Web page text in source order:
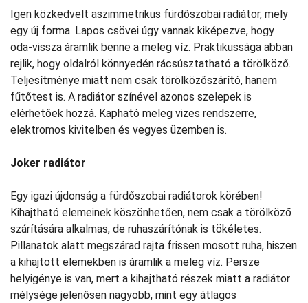
Igen közkedvelt aszimmetrikus fürdőszobai radiátor, mely
egy új forma. Lapos csövei úgy vannak kiképezve, hogy
oda-vissza áramlik benne a meleg víz. Praktikussága abban
rejlik, hogy oldalról könnyedén rácsúsztatható a törölköző.
Teljesítménye miatt nem csak törölközőszárító, hanem
fűtőtest is. A radiátor színével azonos szelepek is
elérhetőek hozzá. Kapható meleg vizes rendszerre,
elektromos kivitelben és vegyes üzemben is.
Joker radiátor
Egy igazi újdonság a fürdőszobai radiátorok körében!
Kihajtható elemeinek köszönhetően, nem csak a törölköző
szárítására alkalmas, de ruhaszárítónak is tökéletes.
Pillanatok alatt megszárad rajta frissen mosott ruha, hiszen
a kihajtott elemekben is áramlik a meleg víz. Persze
helyigénye is van, mert a kihajtható részek miatt a radiátor
mélysége jelenősen nagyobb, mint egy átlagos